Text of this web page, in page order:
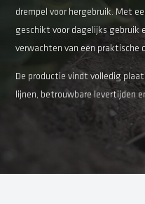
drempel voor hergebruik. Met
geschikt voor dagelijks gebruik
verwachten van een praktische
De productie vindt volledig
lijnen, betrouwbare levertijden